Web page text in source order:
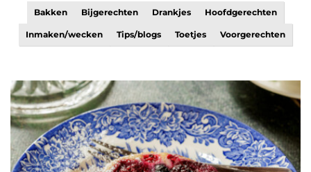
Bakken Bijgerechten Drankjes Hoofdgerechten
Inmaken/wecken Tips/blogs Toetjes Voorgerechten